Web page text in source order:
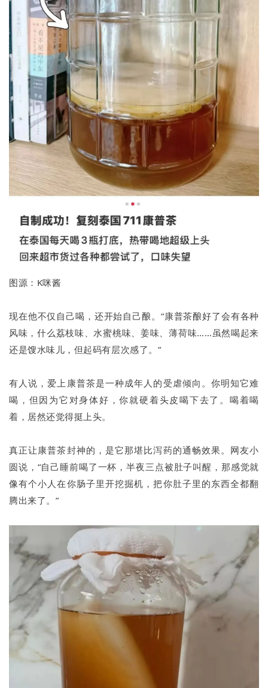
图源：K咪酱
现在他不仅自己喝，还开始自己酿。“康普茶酿好了会有各种
风味，什么荔枝味、水蜜桃味、姜味、薄荷味……虽然喝起来
还是馊水味儿，但起码有层次感了。”
有人说，爱上康普茶是一种成年人的受虐倾向。你明知它难
喝，但因为它对身体好，你就硬着头皮喝下去了。喝着喝
着，居然还觉得挺上头。
真正让康普茶封神的，是它那堪比泻药的通畅效果。网友小
圆说，“自己睡前喝了一杯，半夜三点被肚子叫醒，那感觉就
像有个小人在你肠子里开挖掘机，把你肚子里的东西全都翻
腾出来了。”